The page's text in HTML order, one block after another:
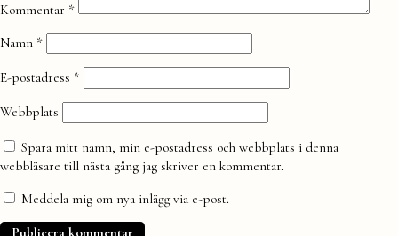
Kommentar *
Namn *
E-postadress *
Webbplats
Spara mitt namn, min e-postadress och webbplats i denna
webbläsare till nästa gång jag skriver en kommentar.
Meddela mig om nya inlägg via e-post.